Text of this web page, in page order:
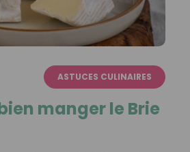
ASTUCES CULINAIRES
manger le Brie